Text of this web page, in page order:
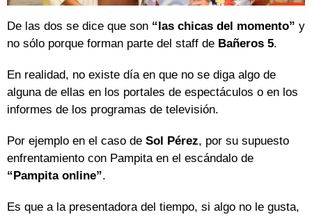
De las dos se dice que son “las chicas del momento” y
no sólo porque forman parte del staff de Bañeros 5.
En realidad, no existe día en que no se diga algo de
alguna de ellas en los portales de espectáculos o en los
informes de los programas de televisión.
Por ejemplo en el caso de Sol Pérez, por su supuesto
enfrentamiento con Pampita en el escándalo de
“Pampita online”.
Es que a la presentadora del tiempo, si algo no le gusta,